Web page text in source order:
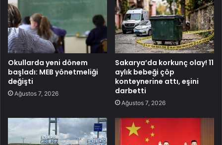
Okullarda yeni dönem
başladı: MEB yönetmeliği
değişti
Ağustos 7, 2026
Sakarya’da korkunç olay! 11
aylık bebeği çöp
konteynerine attı, eşini
darbetti
Ağustos 7, 2026